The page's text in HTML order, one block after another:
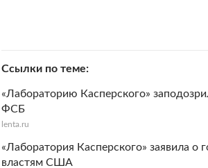
Ссылки по теме
«Лабораторию Касперского»
ФСБ
lenta.ru
«Лаборатория Касперского» заявила
властям США